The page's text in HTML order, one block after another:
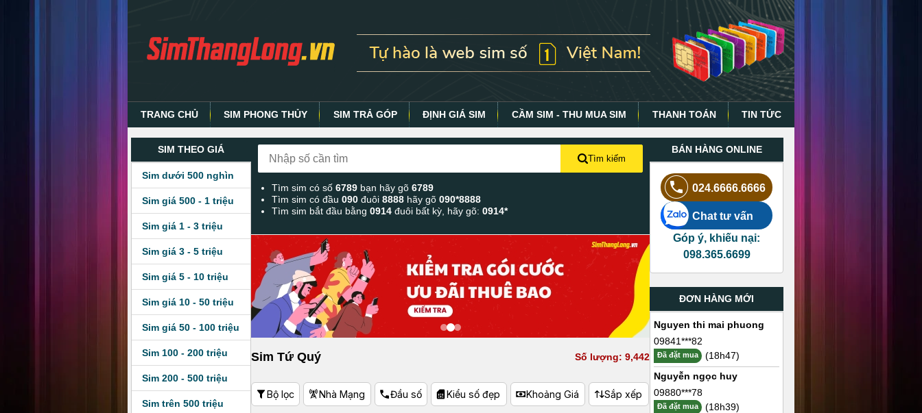
TRANG CHỦ SIM PHONG THỦY SIM TRẢ GÓP ĐỊNH GIÁ SIM CẦM SIM - THU MUA SIM THANH TOÁN TIN TỨC
SIM THEO GIÁ
Sim dưới 500 nghìn
Sim giá 500 - 1 triệu
Sim giá 1 - 3 triệu
Sim giá 3 - 5 triệu
Sim giá 5 - 10 triệu
Sim giá 10 - 50 triệu
Sim giá 50 - 100 triệu
Sim 100 - 200 triệu
Sim 200 - 500 triệu
Sim trên 500 triệu
Tìm kiếm
Tìm sim có số6789 bạn hãy gõ6789
Tìm sim có đầu090đuôi8888 hãy gõ090*8888
Tìm sim bắt đầu bằng0914 đuôi bất kỳ, hãy gõ:0914*
Sim Tứ Quý Số lượng: 9,442
Bộ lọc Nhà Mạng Đầu số Kiểu số đẹp Khoảng Giá Sắp xếp
BÁN HÀNG ONLINE
024.6666.6666
Chat tư vấn
Góp ý, khiếu nại:
098.365.6699
ĐƠN HÀNG MỚI
Nguyen thi mai phuong
09841***82
Đã đặt mua
(18h47)
Nguyễn ngọc huy
09880***78
Đã đặt mua
(18h39)